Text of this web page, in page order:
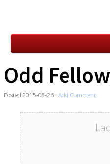
Historisk Material
Om hemsidan
Odd
Posted 2015-08-26 · Add Comment